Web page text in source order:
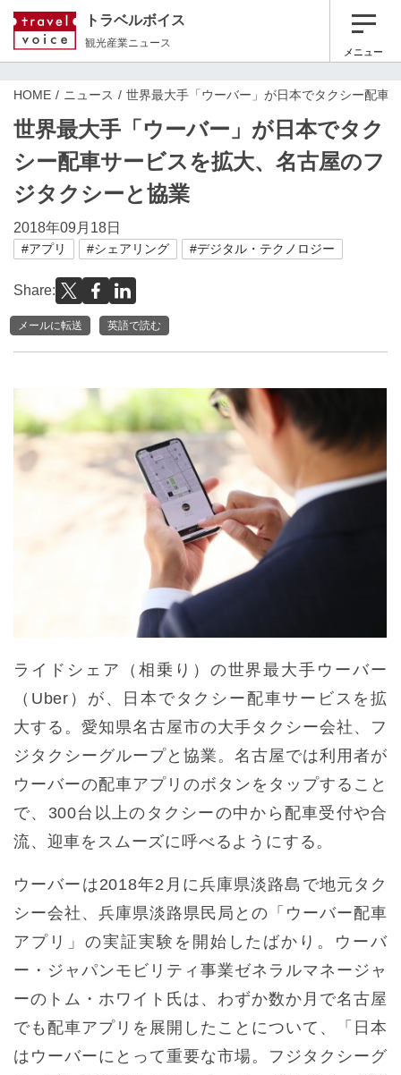
トラベルボイス
観光産業ニュース
メニュー
HOME ニュース 世界最大手「ウーバー」が日本でタクシー配車
世界最大手「ウーバー」が日本でタク
シー配車サービスを拡大、名古屋のフ
ジタクシーと協業
2018年09月18日
#アプリ #シェアリング #デジタル・テクノロジー
Share:
メールに転送 英語で読む
ライドシェア（相乗り）の世界最大手ウーバー
（Uber）が、日本でタクシー配車サービスを拡
大する。愛知県名古屋市の大手タクシー会社、フ
ジタクシーグループと協業。名古屋では利用者が
ウーバーの配車アプリのボタンをタップすること
で、300台以上のタクシーの中から配車受付や合
流、迎車をスムーズに呼べるようにする。
ウーバーは2018年2月に兵庫県淡路島で地元タク
シー会社、兵庫県淡路県民局との「ウーバー配車
アプリ」の実証実験を開始したばかり。ウーバ
ー・ジャパンモビリティ事業ゼネラルマネージャ
ーのトム・ホワイト氏は、わずか数か月で名古屋
でも配車アプリを展開したことについて、「日本
はウーバーにとって重要な市場。フジタクシーグ